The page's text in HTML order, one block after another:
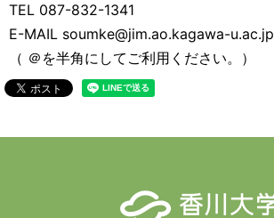
TEL 087-832-1341
E-MAIL soumke@jim.ao.kagawa-u.ac.jp
（ ＠を半角にしてご利用ください。）